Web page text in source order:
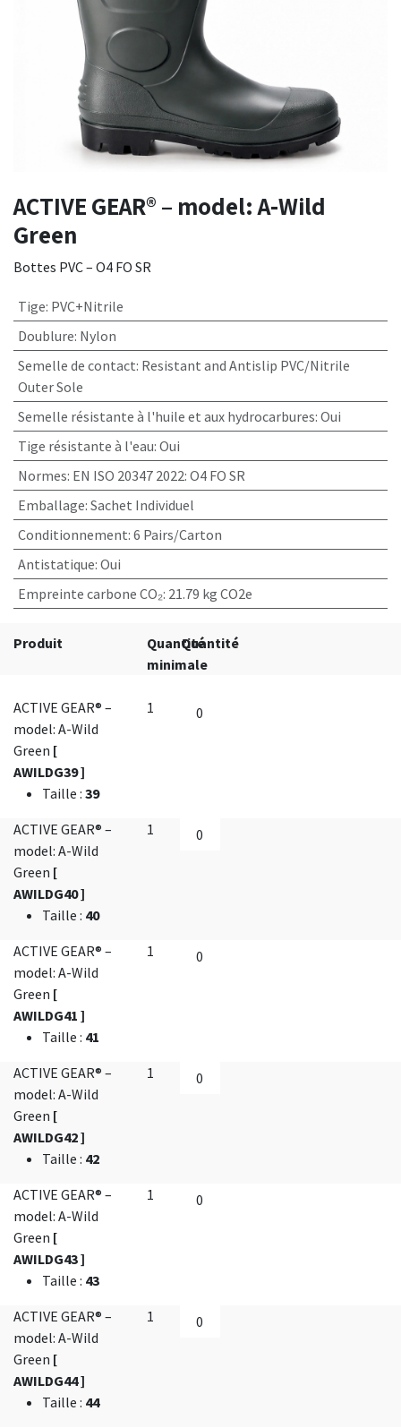
ACTIVE GEAR® – model: A-Wild
Green
Bottes PVC – O4 FO SR
Tige: PVC+Nitrile
Doublure: Nylon
Semelle de contact: Resistant and Antislip PVC/Nitrile
Outer Sole
Semelle résistante à l'huile et aux hydrocarbures: Oui
Tige résistante à l'eau: Oui
Normes: EN ISO 20347 2022: O4 FO SR
Emballage: Sachet Individuel
Conditionnement: 6 Pairs/Carton
Antistatique: Oui
Empreinte carbone CO₂: 21.79 kg CO2e
Produit
Quantité
minimale
Quantité
ACTIVE GEAR® –
model: A-Wild
Green [
AWILDG39 ]
Taille : 39
1
ACTIVE GEAR® –
model: A-Wild
Green [
AWILDG40 ]
Taille : 40
1
ACTIVE GEAR® –
model: A-Wild
Green [
AWILDG41 ]
Taille : 41
1
ACTIVE GEAR® –
model: A-Wild
Green [
AWILDG42 ]
Taille : 42
1
ACTIVE GEAR® –
model: A-Wild
Green [
AWILDG43 ]
Taille : 43
1
ACTIVE GEAR® –
model: A-Wild
Green [
AWILDG44 ]
Taille : 44
1